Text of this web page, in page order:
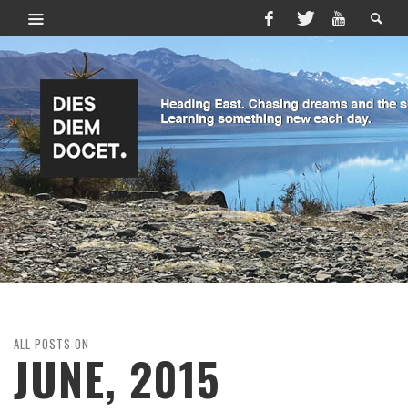
ALL POSTS ON
JUNE, 2015